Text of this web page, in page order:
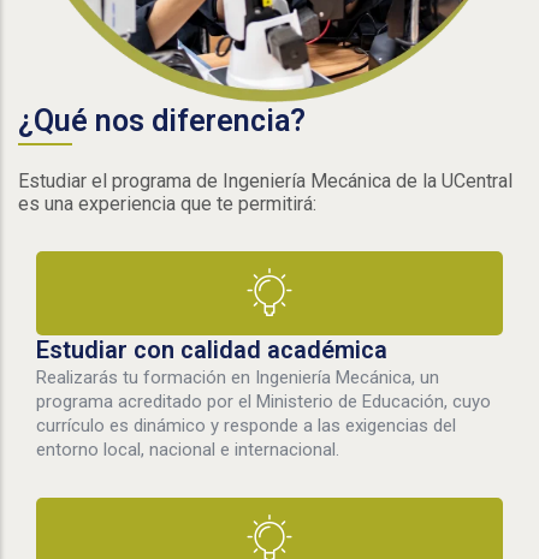
¿Qué nos diferencia?
Estudiar el programa de Ingeniería Mecánica de la UCentral
es una experiencia que te permitirá:
Estudiar con calidad académica
Realizarás tu formación en Ingeniería Mecánica, un
programa acreditado por el Ministerio de Educación, cuyo
currículo es dinámico y responde a las exigencias del
entorno local, nacional e internacional.